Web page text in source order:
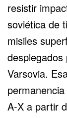
resistir
soviética de
misiles
Varsovia.
A-X a partir